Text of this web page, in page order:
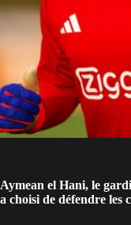
Aymean el Hani, le
a choisi de défendre les